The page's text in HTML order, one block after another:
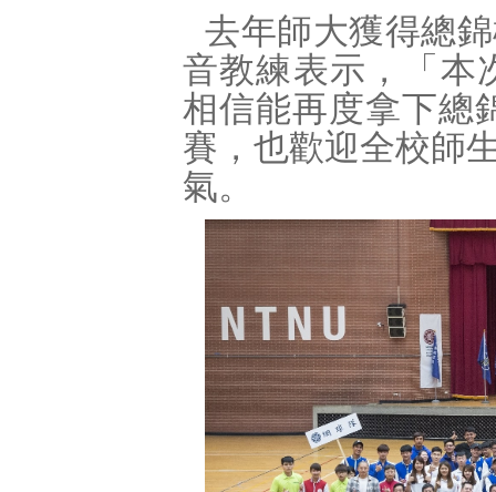
去年師大獲得總
音教練表示，「本
相信能再度拿下總
賽，也歡迎全校師
氣。